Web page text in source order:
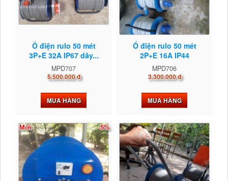
Ổ điện rulo 50 mét
3P+E 32A IP67 dây...
MPD707
5.500.000 đ
MUA HÀNG
Ổ điện rulo 50 mét
2P+E 16A IP44
MPD706
3.300.000 đ
MUA HÀNG
Mới -5%